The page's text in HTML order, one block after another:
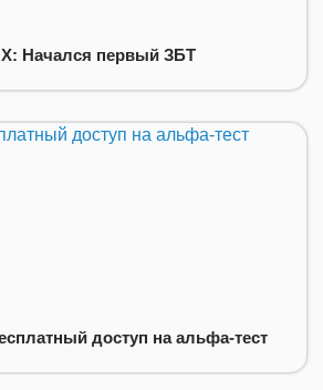
X: Начался первый ЗБТ
доступ на альфа-тест